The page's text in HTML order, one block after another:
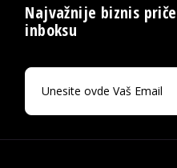
Najvažnije biznis
inboksu